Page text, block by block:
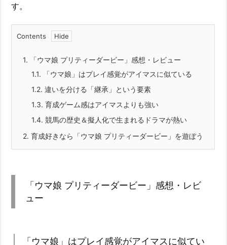
す。
Contents
1. 「ウマ娘 プリティーダービー」感想・レビュー
1.1. 「ウマ娘」はプレイ感覚がアイマスに似ている
1.2. 違いを分ける「継承」という要素
1.3. 育成ゲーム感はアイマスよりも強い
1.4. 競馬の歴史＆擬人化で生まれるドラマが熱い
2. 育成好きなら「ウマ娘 プリティーダービー」を遊ぼう
「ウマ娘 プリティーダービー」感想・レビ
ュー
「ウマ娘」はプレイ感覚がアイマスに似てい